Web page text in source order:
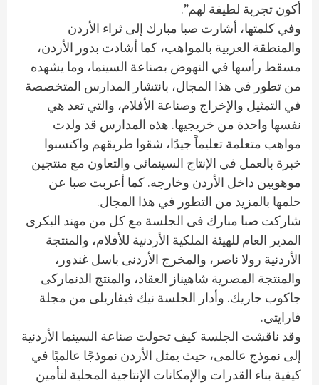
أكون تجربة لطيفة لهم”.
وفي كلمتها، أشارت صبا مبارك إلى ثراء الأردن
والمنطقة العربية بالمواهب، كما أشادت بدور الأردن،
مسقط رأسها في النهوض بصناعة السينما، وما يشهده
من تطور في هذا المجال، بانتشار المدارس المتخصصة
في التمثيل والإخراج وصناعة الأفلام، والتي تعد هي
نفسها واحدة من خريجيها. هذه المدارس قد ولدت
مواهب متعلمة تعليماً جيدًا، شقوا طريقهم واكتسبوا
خبرة بالعمل في الإنتاج السينمائي والتعاون مع منتجين
موهوبين داخل الأردن وخارجه. كما أعربت صبا عن
حلمها بالمزيد من التطور في هذا المجال.
شاركت صبا مبارك فى الجلسة مع كل من مهند البكرى
المدير العام للهيئة الملكية الأردنية للأفلام، والمنتجة
الأردنية رولا ناصر، والمخرج الأردنى باسل غندور،
والمنتجة المصرية شاهيناز العقاد، والمنتج الدنماركى
جاكوب جاريك. وأدار الجلسة نيك فيفاريلى من مجلة
فارايتي.
وقد ناقشت الجلسة كيف تحولت صناعة السينما الأردنية
إلى نموذج عالمى، حيث يمثل الأردن نموذجًا عالميًا في
كيفية بناء القدرات والإمكانات الإنتاجية المحلية لتأمين